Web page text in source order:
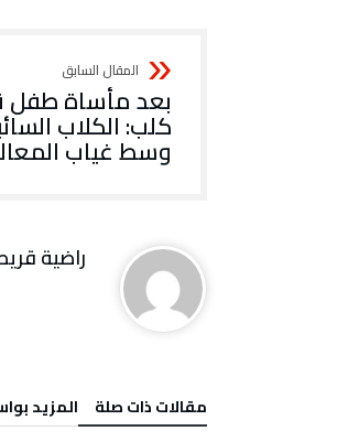
بعد مأساة
كلب: الكلاب
وسط غياب
راضية
‫مقالات ذات صلة‬ ‫‫المزيد